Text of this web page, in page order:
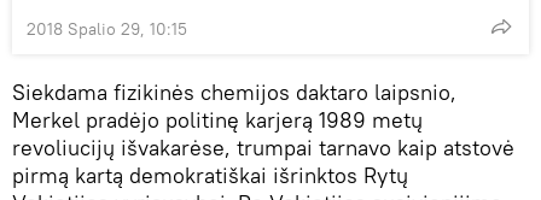
2018 Spalio 29, 10:15
Siekdama fizikinės chemijos daktaro laipsnio,
Merkel pradėjo politinę karjerą 1989 metų
revoliucijų išvakarėse, trumpai tarnavo kaip atstovė
pirmą kartą demokratiškai išrinktos Rytų